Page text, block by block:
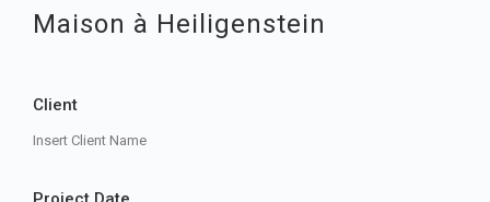
Maison à Heiligenstein
Client
Insert Client Name